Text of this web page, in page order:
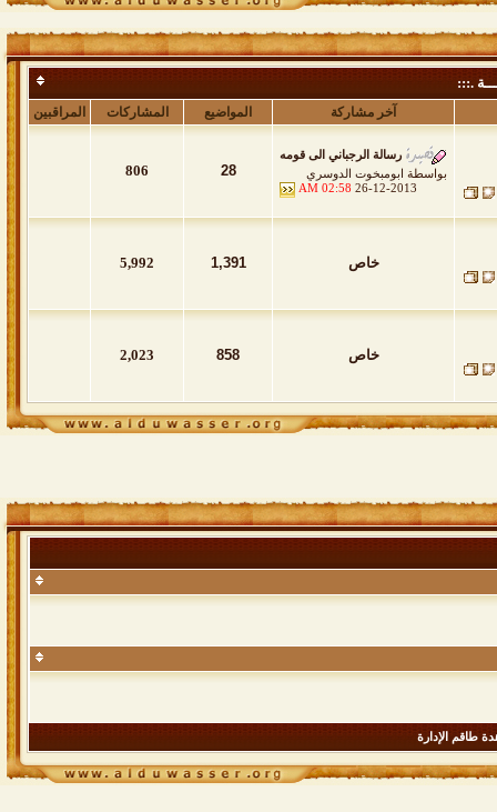
.:::
آخر مشاركة المواضيع المشاركات المراقبين
رسالة الرجباني الى قومه
بواسطة ابومبخوت الدوسري
26-12-2013
02:58 AM
28
806
خاص 1,391
5,992
خاص 858
2,023
طاقم الإدارة